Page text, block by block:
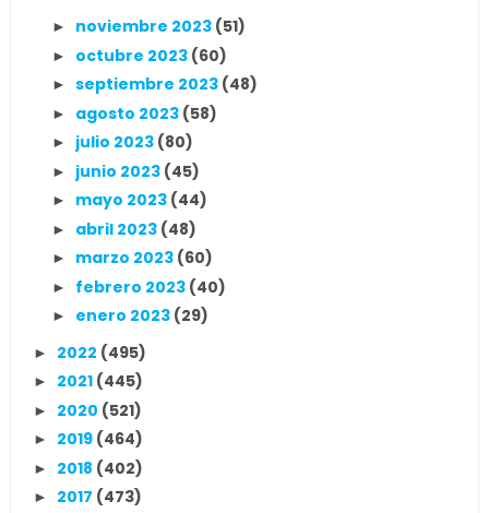
► noviembre 2023 (51)
► octubre 2023 (60)
► septiembre 2023 (48)
► agosto 2023 (58)
► julio 2023 (80)
► junio 2023 (45)
► mayo 2023 (44)
► abril 2023 (48)
► marzo 2023 (60)
► febrero 2023 (40)
► enero 2023 (29)
► 2022 (495)
► 2021 (445)
► 2020 (521)
► 2019 (464)
► 2018 (402)
► 2017 (473)